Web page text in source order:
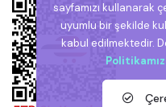
sayfamızı kullanarak
uyumlu bir şekilde
kabul edilmektedir.